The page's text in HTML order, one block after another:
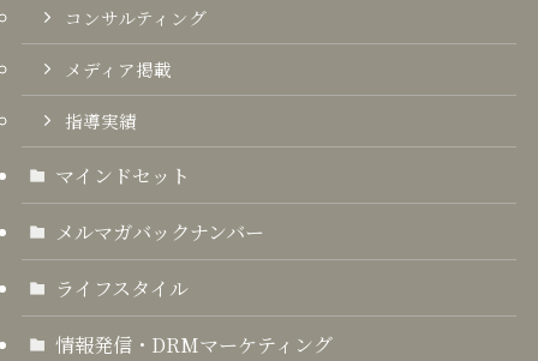
コンサルティング
メディア掲載
指導実績
マインドセット
メルマガバックナンバー
ライフスタイル
情報発信・DRMマーケティング